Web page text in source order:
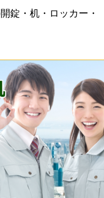
錠・机・ロッカー・